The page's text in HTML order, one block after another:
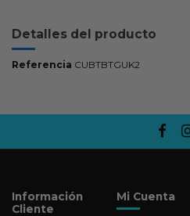
Detalles del producto
Referencia CUBTBTGUK2
Información
Cliente
Mi Cuenta